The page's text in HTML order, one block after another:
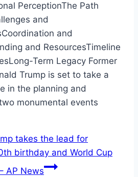
PerceptionThe Path
and
and
and ResourcesTimeline
Term Legacy Former
Trump is set to take a
in the planning and
monumental events
takes the lead for
birthday and World Cup
AP News